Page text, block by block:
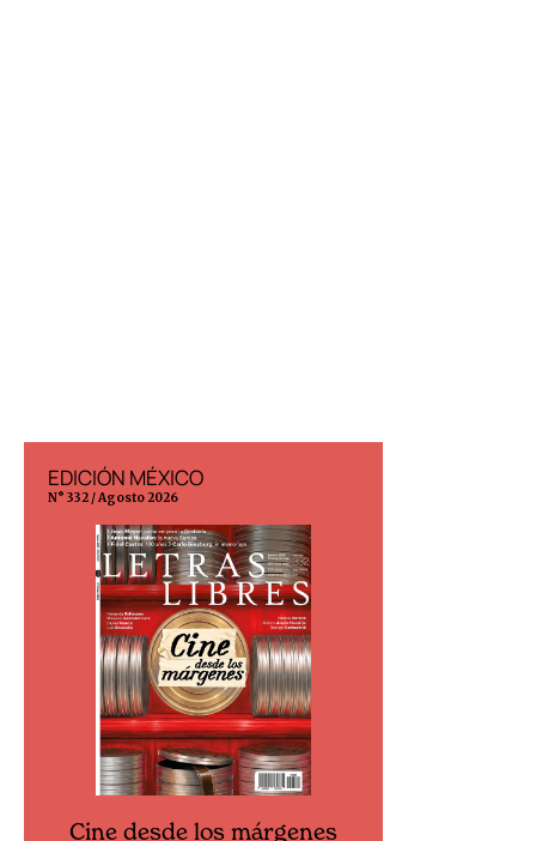
EDICIÓN MÉXICO
N° 332 / Agosto 2026
Cine desde los márgenes